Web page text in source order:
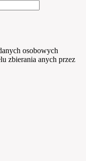
osobowych
zbierania anych przez